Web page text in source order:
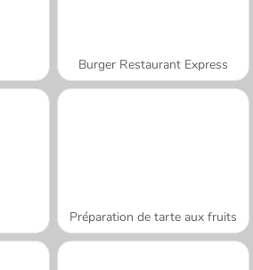
Burger Restaurant Express
Préparation de tarte aux fruits